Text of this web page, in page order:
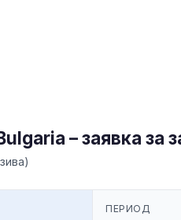
– заявка за
ПЕРИОД